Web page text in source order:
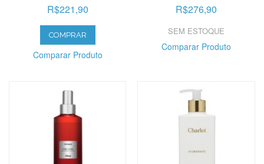
R$221,90
COMPRAR
Comparar Produto
R$276,90
SEM ESTOQUE
Comparar Produto